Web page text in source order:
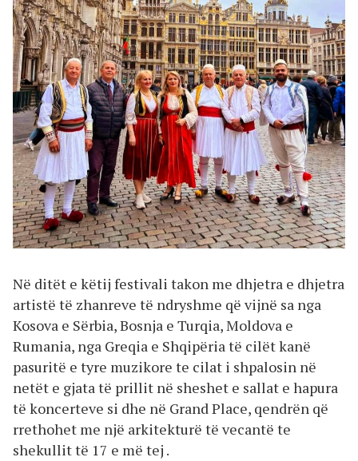
Në ditët e këtij festivali takon me dhjetra e dhjetra
artistë të zhanreve të ndryshme që vijnë sa nga
Kosova e Sërbia, Bosnja e Turqia, Moldova e
Rumania, nga Greqia e Shqipëria të cilët kanë
pasuritë e tyre muzikore te cilat i shpalosin në
netët e gjata të prillit në sheshet e sallat e hapura
të koncerteve si dhe në Grand Place, qendrën që
rrethohet me një arkitekturë të vecantë te
shekullit të 17 e më tej .